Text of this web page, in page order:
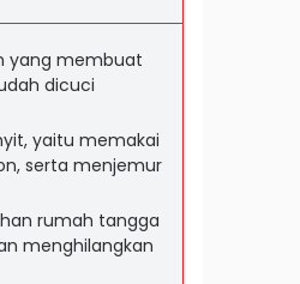
yang membuat
dicuci
yaitu memakai
serta menjemur
rumah tangga
menghilangkan